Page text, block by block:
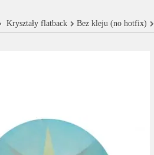
Kryształy flatback Bez kleju (no hotfix)